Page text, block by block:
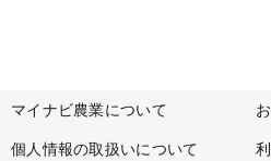
マイナビ農業について
個人情報の取扱いについて